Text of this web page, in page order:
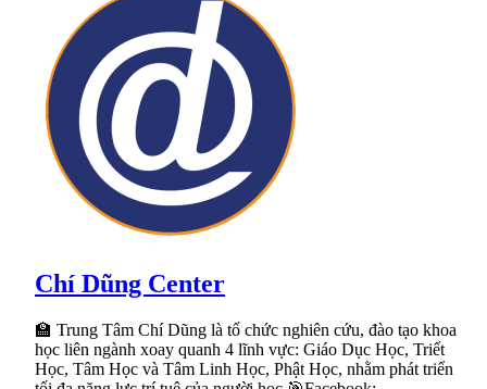
Chí Dũng Center
🏫 Trung Tâm Chí Dũng là tổ chức nghiên cứu, đào tạo khoa
học liên ngành xoay quanh 4 lĩnh vực: Giáo Dục Học, Triết
Học, Tâm Học và Tâm Linh Học, Phật Học, nhằm phát triển